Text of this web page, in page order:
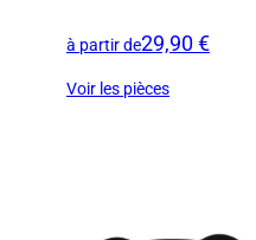
à partir de29,90 €
Voir les pièces